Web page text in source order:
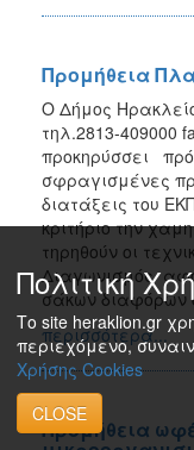
Προμήθεια
Ο Δήμος
τηλ.2813-409000
προκηρύσσει
σφραγισμένες
διατάξεις του
κριτήριο την
τηρηθούν οι
Διαγωνισμός
σάκων διαφόρων
περισσότερα...
Προμήθεια
Πολιτική
Το site heraklion.gr
περιεχόμενο,
Χρήσης Cookies
CLOSE